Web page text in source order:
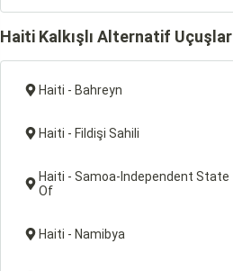
Haiti Kalkışlı Alternatif Uçuşlar
Haiti - Bahreyn
Haiti - Fildişi Sahili
Haiti - Samoa-Independent State
Of
Haiti - Namibya